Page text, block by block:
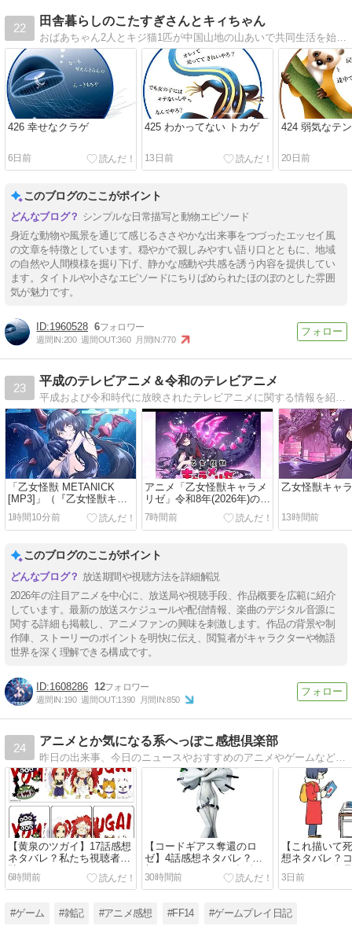
22
田舎暮らしのこたすぎさんとキィちゃん
おばあちゃん2人とキジ猫1匹が中国山地の山あいで共同生活を始めました。 山の動物たち、清流、四季の移ろい…。不慣れも不便も楽しみながらの日々を淡々とつづります。
426 幸せなクラゲ
6日前
425 わかってない トカゲ
13日前
424 弱気なテン
20日前
このブログのここがポイント
シンプルな日常描写と動物エピソード
身近な動物や風景を通じて感じるささやかな出来事をつづったエッセイ風
の文章を特徴としています。穏やかで親しみやすい語り口とともに、地域
の自然や人間模様を掘り下げ、静かな感動や共感を誘う内容を提供してい
ます。タイトルや小さなエピソードにちりばめられたほのぼのとした雰囲
気が魅力です。
1960528 6
週間IN:200 週間OUT:360 月間IN:770
23
平成のテレビアニメ＆令和のテレビアニメ
「乙女怪獣 METANICK
[MP3]」（『乙女怪獣キャ
ラメリゼ』オープニングテ
ーマ）
1時間10分前
アニメ「乙女怪獣キャラメ
リゼ」令和8年(2026年)の動
画をAmazon Prime Video
で視聴する
7時間前
乙女怪獣キャ
13時間前
このブログのここがポイント
放送期間や視聴方法を詳細解説
2026年の注目アニメを中心に、放送局や視聴手段、作品概要を広範に紹介
しています。最新の放送スケジュールや配信情報、楽曲のデジタル音源に
関する詳細も掲載し、アニメファンの興味を刺激します。作品の背景や制
作陣、ストーリーのポイントを明快に伝え、閲覧者がキャラクターや物語
世界を深く理解できる構成です。
1608286 12
週間IN:190 週間OUT:1390 月間IN:850
24
アニメとか気になる系へっぽこ感想倶楽部
昨日の出来事、今日のニュースやおすすめのアニメやゲームなどの面白い？つまらない？感想を中心にしただらだらブログです
【黄泉のツガイ】17話感想
ネタバレ？私たち視聴者は
騙された！
6時間前
【コードギアス奪還のロ
ゼ】4話感想ネタバレ？感
想がない。あるのは疑念だ
け。
30時間前
【これ描いて
想ネタバレ？
オリジナル作
3日前
#ゲーム #雑記 #アニメ感想 #FF14 #ゲームプレイ日記